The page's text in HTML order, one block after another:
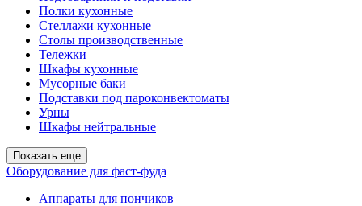
Полки кухонные
Стеллажи кухонные
Столы производственные
Тележки
Шкафы кухонные
Мусорные баки
Подставки под пароконвектоматы
Урны
Шкафы нейтральные
Показать еще
Оборудование для фаст-фуда
Аппараты для пончиков